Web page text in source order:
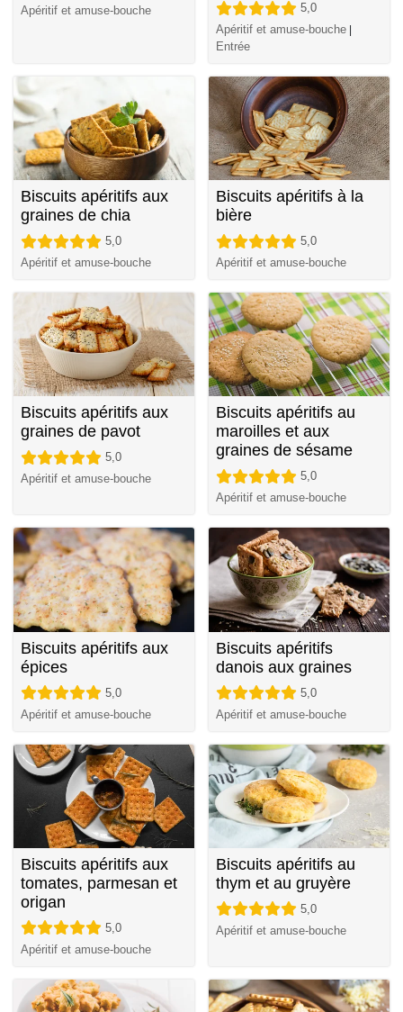
Apéritif et amuse-bouche
5,0
Apéritif et amuse-bouche
Entrée
Biscuits apéritifs aux
graines de chia
5,0
Apéritif et amuse-bouche
Biscuits apéritifs à la
bière
5,0
Apéritif et amuse-bouche
Biscuits apéritifs aux
graines de pavot
5,0
Apéritif et amuse-bouche
Biscuits apéritifs au
maroilles et aux
graines de sésame
5,0
Apéritif et amuse-bouche
Biscuits apéritifs aux
épices
5,0
Apéritif et amuse-bouche
Biscuits apéritifs
danois aux graines
5,0
Apéritif et amuse-bouche
Biscuits apéritifs aux
tomates, parmesan et
origan
5,0
Apéritif et amuse-bouche
Biscuits apéritifs au
thym et au gruyère
5,0
Apéritif et amuse-bouche